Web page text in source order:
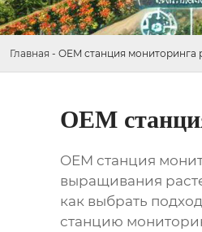
Главная - OEM станция мониторинга
OEM
OEM станция
выращивания
как выбрать
станцию